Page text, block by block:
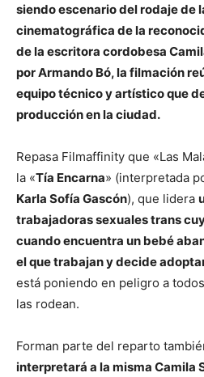
siendo escenario del rodaje de
cinematográfica de la
de la escritora cordobesa
por Armando Bó, la filmación
equipo técnico y artístico que
producción en la ciudad.
Repasa Filmaffinity que «Las
la «Tía Encarna» (interpretada
Karla Sofía Gascón), que lidera
trabajadoras sexuales trans
cuando encuentra un bebé
el que trabajan y decide
está poniendo en peligro a
las rodean.
Forman parte del reparto
interpretará a la misma Camila